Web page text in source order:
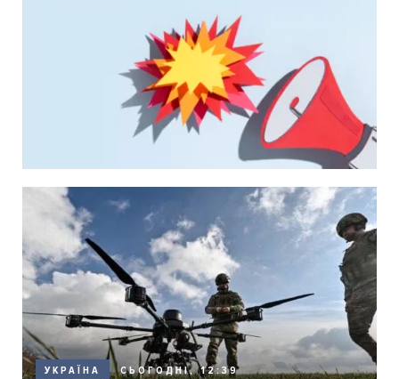
УКРАЇНА СЬОГОДНІ, 12:39